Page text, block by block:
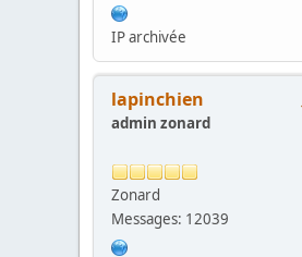
IP archivée
lapinchien
admin zonard
Zonard
Messages: 12039